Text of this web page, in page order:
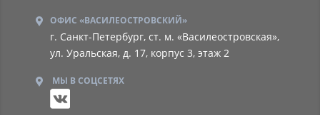
ОФИС «ВАСИЛЕОСТРОВСКИЙ»
г. Санкт-Петербург, ст. м. «Василеостровская»,
ул. Уральская, д. 17, корпус 3, этаж 2
МЫ В СОЦСЕТЯХ